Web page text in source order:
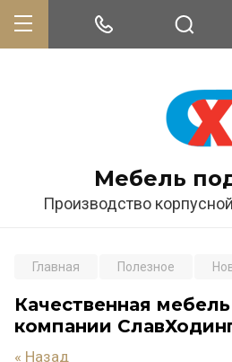
Мебель
Производство
Главная Полезное
Качественная
компании
« Назад